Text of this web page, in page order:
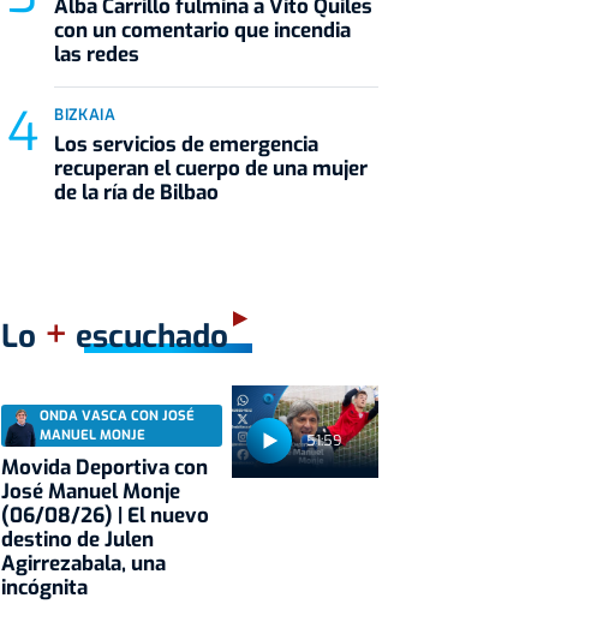
Alba Carrillo fulmina a Vito Quiles
con un comentario que incendia
las redes
BIZKAIA
Los servicios de emergencia
recuperan el cuerpo de una mujer
de la ría de Bilbao
Lo + escuchado
51:59
ONDA VASCA CON JOSÉ
MANUEL MONJE
Movida Deportiva con
José Manuel Monje
(06/08/26) | El nuevo
destino de Julen
Agirrezabala, una
incógnita